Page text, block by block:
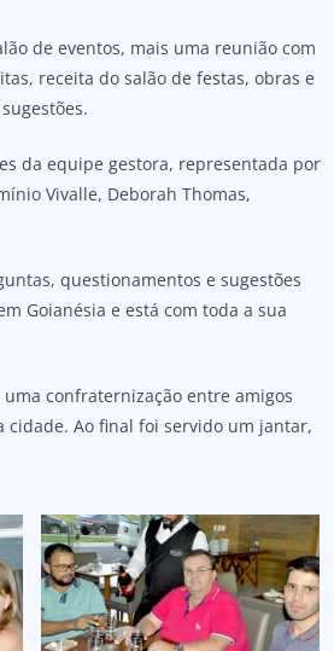
de eventos, mais uma reunião com
receita do salão de festas, obras e
da equipe gestora, representada por
Vivalle, Deborah Thomas,
questionamentos e sugestões
Goianésia e está com toda a sua
confraternização entre amigos
Ao final foi servido um jantar,